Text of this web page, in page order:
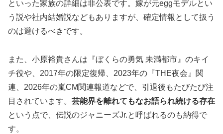
といった家族の詳細は非公表です。嫁が元eggモデルとい
う説や社内結婚説などもありますが、確定情報として扱う
のは避けるべきです。
また、小原裕貴さんは『ぼくらの勇気 未満都市』のキイ
チ役や、2017年の限定復帰、2023年の『THE夜会』関
連、2026年の嵐CM関連報道などで、引退後もたびたび注
目されています。 芸能界を離れてもなお語られ続ける存在
という点で、伝説のジャニーズJr.と呼ばれるのも納得で
す。